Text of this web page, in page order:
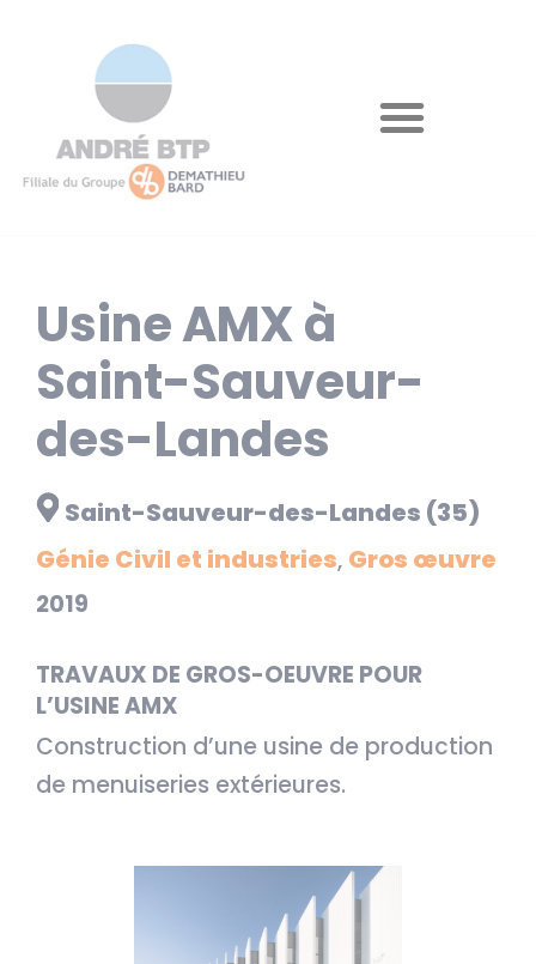
Usine AMX à
Saint-Sauveur-
des-Landes
Saint-Sauveur-des-Landes (35)
Génie Civil et industries, Gros œuvre
2019
TRAVAUX DE GROS-OEUVRE POUR
L’USINE AMX
Construction d’une usine de production
de menuiseries extérieures.